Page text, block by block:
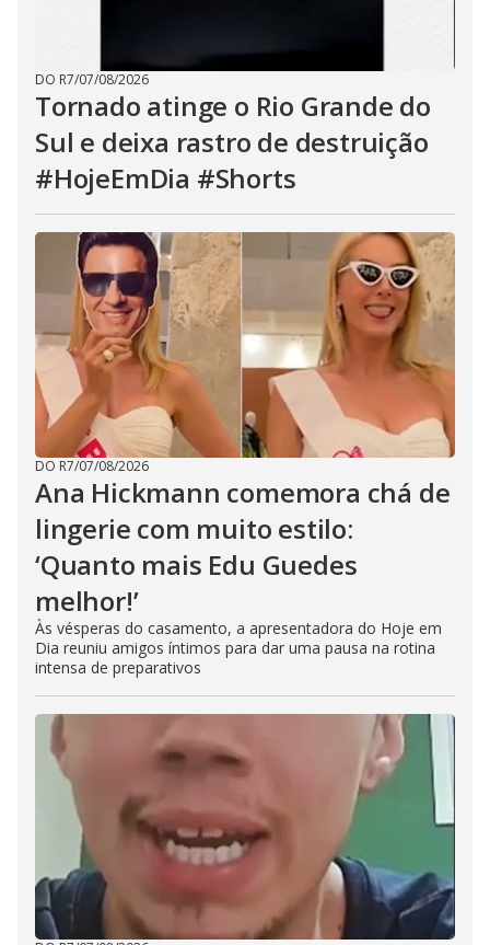
DO R7/07/08/2026
Tornado atinge o Rio Grande do
Sul e deixa rastro de destruição
#HojeEmDia #Shorts
DO R7/07/08/2026
Ana Hickmann comemora chá de
lingerie com muito estilo:
‘Quanto mais Edu Guedes
melhor!’
Às vésperas do casamento, a apresentadora do Hoje em
Dia reuniu amigos íntimos para dar uma pausa na rotina
intensa de preparativos